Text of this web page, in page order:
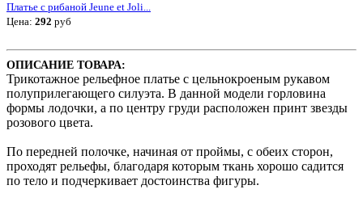
Платье с рибаной Jeune et Joli...
Цена: 292 руб
ОПИСАНИЕ ТОВАРА:
Трикотажное рельефное платье с цельнокроеным рукавом
полуприлегающего силуэта. В данной модели горловина
формы лодочки, а по центру груди расположен принт звезды
розового цвета.
По передней полочке, начиная от проймы, с обеих сторон,
проходят рельефы, благодаря которым ткань хорошо садится
по тело и подчеркивает достоинства фигуры.